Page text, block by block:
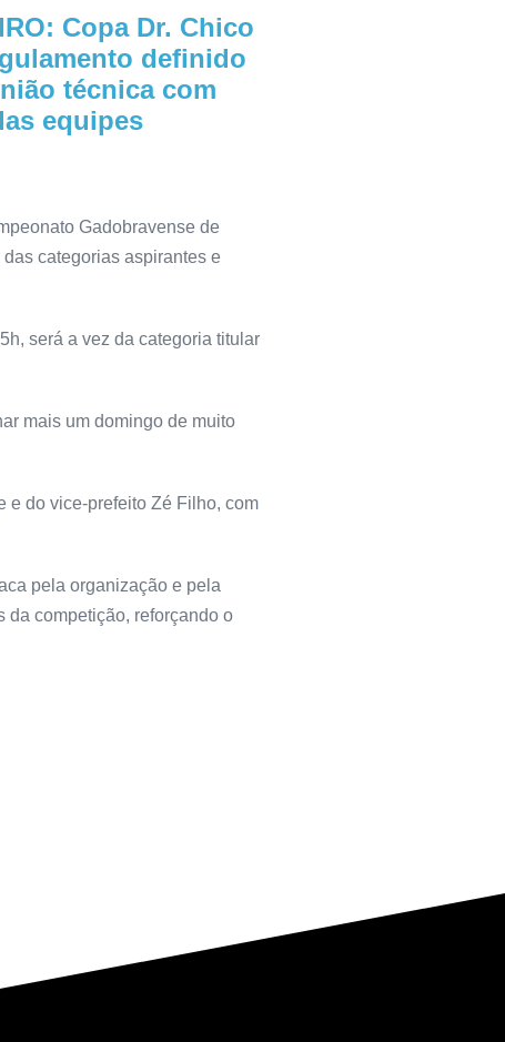
Copa Dr. Chico
definido
técnica com
equipes
Gadobravense de
categorias aspirantes e
será a vez da categoria titular
mais um domingo de muito
e do vice-prefeito Zé Filho, com
pela organização e pela
da competição, reforçando o